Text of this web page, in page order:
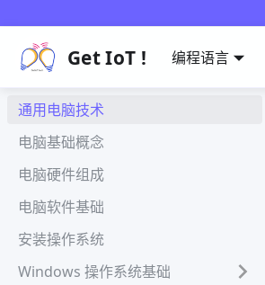
Get IoT ! 编程语言
通用电脑技术
电脑基础概念
电脑硬件组成
电脑软件基础
安装操作系统
Windows 操作系统基础